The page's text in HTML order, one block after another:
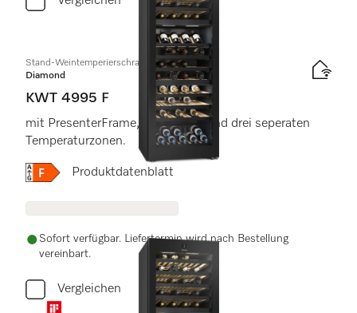
Stand-Weintemperierschrank
Diamond
KWT 4995 F
mit PresenterFrame, FlexiFrame und drei seperaten
Temperaturzonen.
Onlinelabel Image, Energielabel
Produktdatenblatt
Sofort verfügbar. Liefertermin wird nach Bestellung
vereinbart.
Vergleichen